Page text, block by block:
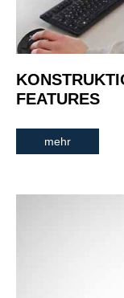
FEATURES
mehr